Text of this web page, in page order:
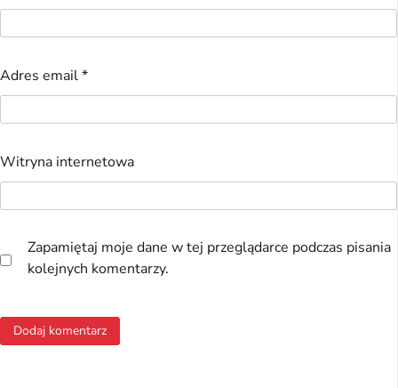
Adres email*
Witryna internetowa
Zapamiętaj moje dane w tej przeglądarce podczas pisania
kolejnych komentarzy.